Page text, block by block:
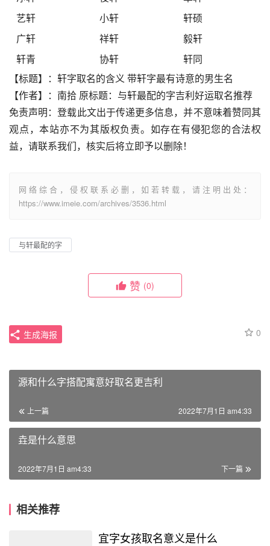
艺轩
小轩
轩硕
广轩
祥轩
毅轩
轩青
协轩
轩同
【标题】：轩字取名的含义 带轩字最有诗意的男生名
【作者】：南拾 原标题：与轩最配的字吉利好运取名推荐
免责声明：登载此文出于传递更多信息，并不意味着赞同其
观点，本站亦不为其版权负责。如存在有侵犯您的合法权
益，请联系我们，核实后将立即予以删除！
网络综合，侵权联系必删，如若转载，请注明出处：
https://www.imeie.com/archives/3536.html
与轩最配的字
赞 (0)
0
生成海报
源和什么字搭配寓意好取名更吉利
上一篇 2022年7月1日 am4:33
垚是什么意思
下一篇
2022年7月1日 am4:33
相关推荐
宜字女孩取名意义是什么